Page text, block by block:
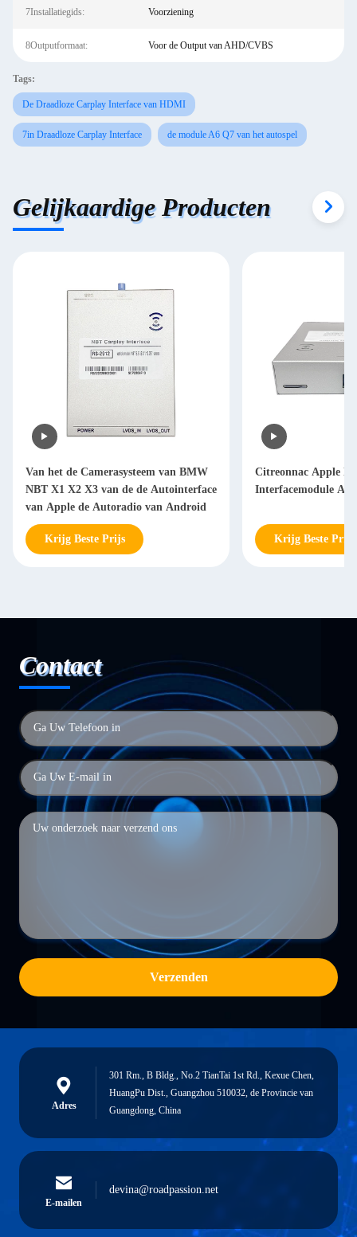
7Installatiegids: Voorziening
8Outputformaat: Voor de Output van AHD/CVBS
Tags:
De Draadloze Carplay Interface van HDMI
7in Draadloze Carplay Interface de module A6 Q7 van het autospel
Gelijkaardige Producten
Van het de Camerasysteem van BMW
NBT X1 X2 X3 van de de Autointerface
van Apple de Autoradio van Android
Krijg Beste Prijs
Citreonnac Apple
Interfacemodule
Krijg Beste Prijs
Contact
Verzenden
Adres
301 Rm., B Bldg., No.2 TianTai 1st Rd., Kexue Chen,
HuangPu Dist., Guangzhou 510032, de Provincie van
Guangdong, China
E-mailen
devina@roadpassion.net